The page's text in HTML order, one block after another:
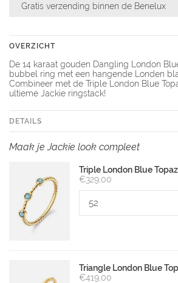
Gratis verzending binnen de Benelux
OVERZICHT
De 14 karaat gouden Dangling London
bubbel ring met een hangende Londen
Combineer met de Triple London Blue
ultieme Jackie ringstack!
DETAILS
Maak je Jackie look compleet
Triple London Blue
€329,00
52
Triangle London Blue
€419,00